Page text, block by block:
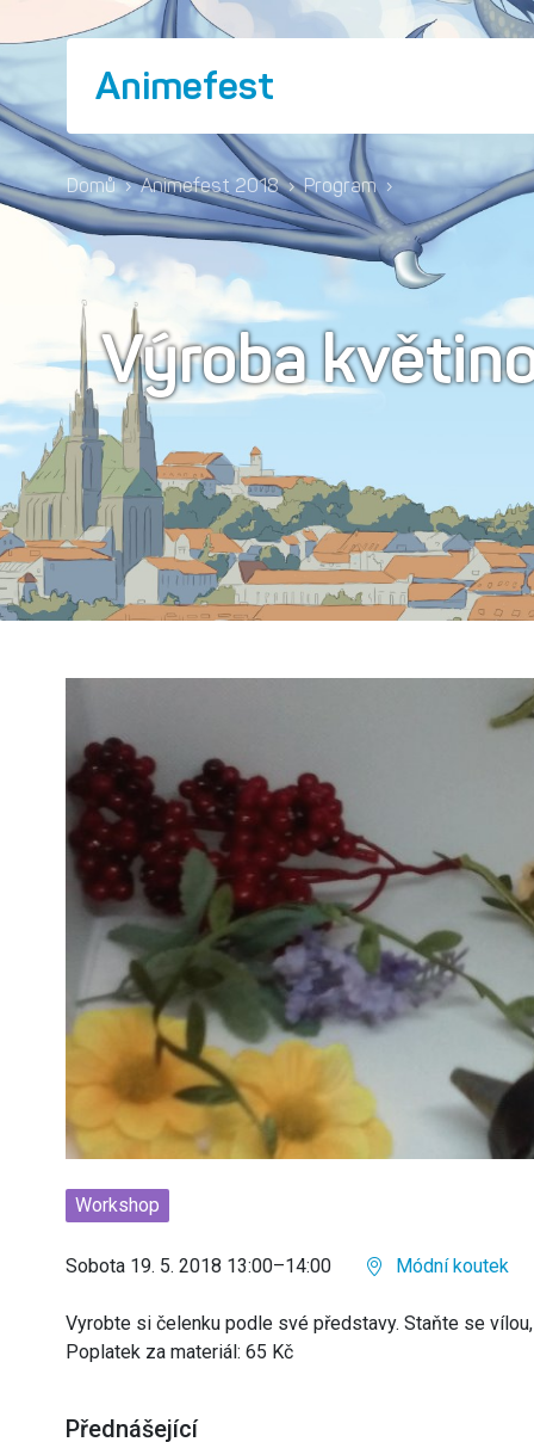
Animefest
Domů › Animefest 2018 › Program ›
Výroba
Workshop
Sobota 19. 5. 2018 13:00–14:00 Módní koutek
Vyrobte si čelenku podle své představy. Staňte se
Poplatek za materiál: 65 Kč
Přednášející